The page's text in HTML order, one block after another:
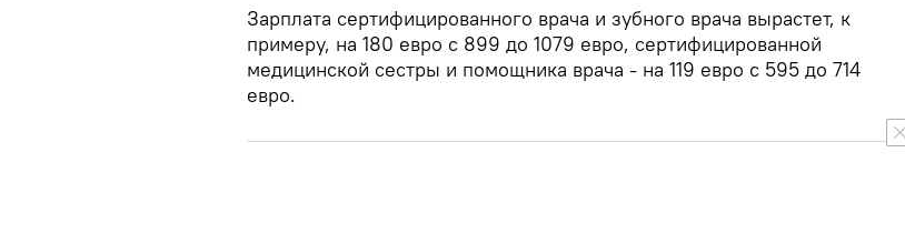
Зарплата сертифицированного врача и зубного врача вырастет, к
примеру, на 180 евро с 899 до 1079 евро, сертифицированной
медицинской сестры и помощника врача - на 119 евро с 595 до 714
евро.